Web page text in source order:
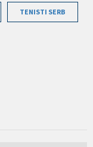
TENISTI SERB